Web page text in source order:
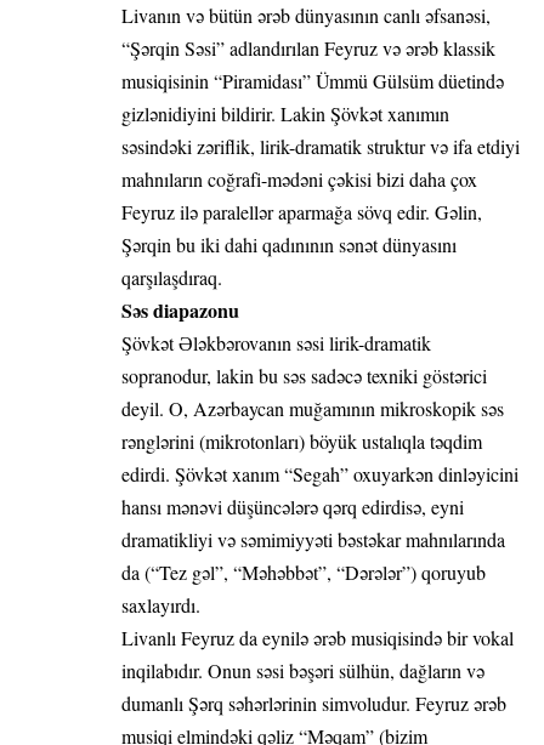
Livanın və bütün ərəb dünyasının canlı əfsanəsi,
“Şərqin Səsi” adlandırılan Feyruz və ərəb klassik
musiqisinin “Piramidası” Ümmü Gülsüm düetində
gizlənidiyini bildirir. Lakin Şövkət xanımın
səsindəki zəriflik, lirik-dramatik struktur və ifa etdiyi
mahnıların coğrafi-mədəni çəkisi bizi daha çox
Feyruz ilə paralellər aparmağa sövq edir. Gəlin,
Şərqin bu iki dahi qadınının sənət dünyasını
qarşılaşdıraq.
Səs diapazonu
Şövkət Ələkbərovanın səsi lirik-dramatik
sopranodur, lakin bu səs sadəcə texniki göstərici
deyil. O, Azərbaycan muğamının mikroskopik səs
rənglərini (mikrotonları) böyük ustalıqla təqdim
edirdi. Şövkət xanım “Segah” oxuyarkən dinləyicini
hansı mənəvi düşüncələrə qərq edirdisə, eyni
dramatikliyi və səmimiyyəti bəstəkar mahnılarında
da (“Tez gəl”, “Məhəbbət”, “Dərələr”) qoruyub
saxlayırdı.
Livanlı Feyruz da eynilə ərəb musiqisində bir vokal
inqilabıdır. Onun səsi bəşəri sülhün, dağların və
dumanlı Şərq səhərlərinin simvoludur. Feyruz ərəb
musiqi elmindəki qəliz “Məqam” (bizim